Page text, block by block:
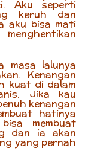
Aku seperti
keruh dan
aku bisa mati
masa lalunya
Kenangan
kuat di dalam
Jika kau
kenangan
hatinya
membuat
dan ia akan
yang pernah